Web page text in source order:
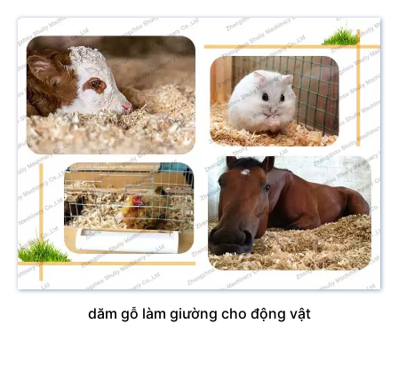
dăm gỗ làm giường cho động vật